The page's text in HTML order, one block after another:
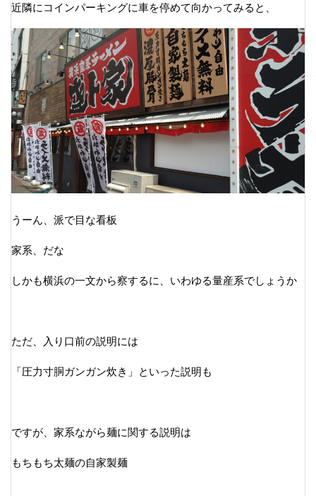
近隣にコインパーキングに車を停めて向かってみると、
うーん、派で目な看板
家系、だな
しかも横浜の一文から察するに、いわゆる量産系でしょうか
ただ、入り口前の説明には
「圧力寸胴ガンガン炊き」といった説明も
ですが、家系ながら麺に関する説明は
もちもち太麺の自家製麺